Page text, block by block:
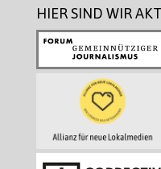
HIER SIND WIR